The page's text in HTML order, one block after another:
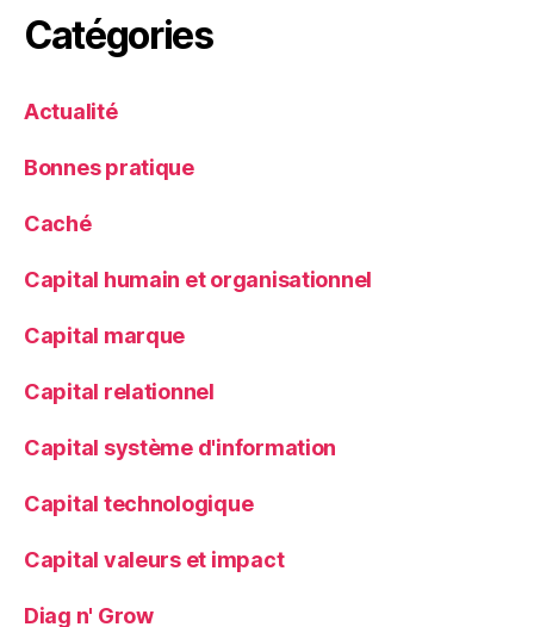
Catégories
Actualité
Bonnes pratique
Caché
Capital humain et organisationnel
Capital marque
Capital relationnel
Capital système d'information
Capital technologique
Capital valeurs et impact
Diag n' Grow